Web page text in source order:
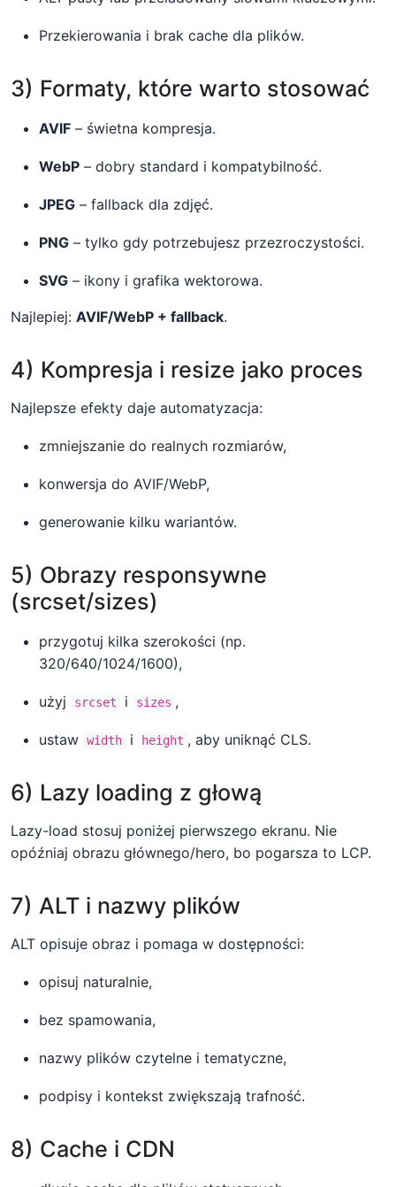
Przekierowania i brak cache dla plików.
3) Formaty, które warto stosować
AVIF – świetna kompresja.
WebP – dobry standard i kompatybilność.
JPEG – fallback dla zdjęć.
PNG – tylko gdy potrzebujesz przezroczystości.
SVG – ikony i grafika wektorowa.
Najlepiej: AVIF/WebP + fallback.
4) Kompresja i resize jako proces
Najlepsze efekty daje automatyzacja:
zmniejszanie do realnych rozmiarów,
konwersja do AVIF/WebP,
generowanie kilku wariantów.
5) Obrazy responsywne
(srcset/sizes)
przygotuj kilka szerokości (np.
320/640/1024/1600),
użyj srcset i sizes ,
ustaw width i height , aby uniknąć CLS.
6) Lazy loading z głową
Lazy-load stosuj poniżej pierwszego ekranu. Nie
opóźniaj obrazu głównego/hero, bo pogarsza to LCP.
7) ALT i nazwy plików
ALT opisuje obraz i pomaga w dostępności:
opisuj naturalnie,
bez spamowania,
nazwy plików czytelne i tematyczne,
podpisy i kontekst zwiększają trafność.
8) Cache i CDN